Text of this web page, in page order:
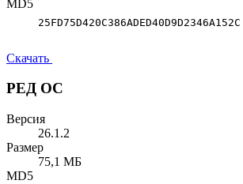
MD5
25FD75D420C386ADED40D9D2346A152C
Скачать
РЕД ОС
Версия
26.1.2
Размер
75,1 МБ
MD5